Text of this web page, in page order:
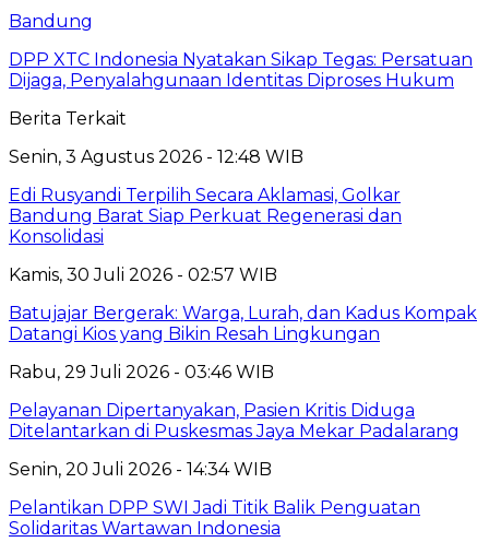
Bandung
DPP XTC Indonesia Nyatakan Sikap Tegas: Persatuan
Dijaga, Penyalahgunaan Identitas Diproses Hukum
Berita Terkait
Senin, 3 Agustus 2026 - 12:48 WIB
Edi Rusyandi Terpilih Secara Aklamasi, Golkar
Bandung Barat Siap Perkuat Regenerasi dan
Konsolidasi
Kamis, 30 Juli 2026 - 02:57 WIB
Batujajar Bergerak: Warga, Lurah, dan Kadus Kompak
Datangi Kios yang Bikin Resah Lingkungan
Rabu, 29 Juli 2026 - 03:46 WIB
Pelayanan Dipertanyakan, Pasien Kritis Diduga
Ditelantarkan di Puskesmas Jaya Mekar Padalarang
Senin, 20 Juli 2026 - 14:34 WIB
Pelantikan DPP SWI Jadi Titik Balik Penguatan
Solidaritas Wartawan Indonesia